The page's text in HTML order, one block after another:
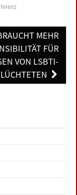
MEHR
FÜR
VON LSBTI-